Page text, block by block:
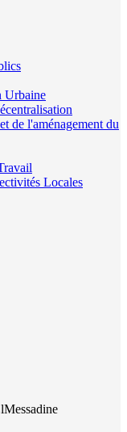
Urbaine
de l'aménagement du
Locales